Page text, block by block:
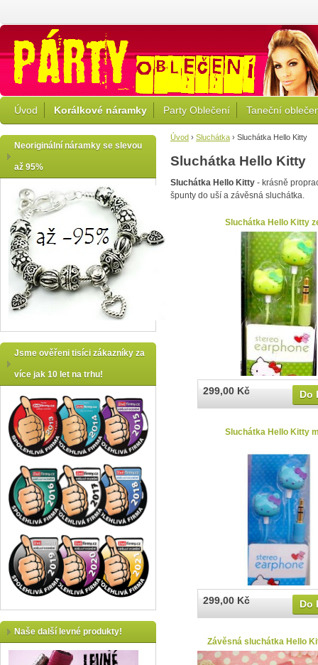
Úvod Korálkové náramky Party Oblečení Taneční
Úvod › Sluchátka › Sluchátka Hello Kitty
Sluchátka Hello Kitty
Sluchátka Hello Kitty - krásně
špunty do uší a závěsná sluchátka.
Sluchátka Hello Kitty
299,00 Kč Do
Sluchátka Hello Kitty
299,00 Kč Do
Závěsná sluchátka Hello
Neoriginální náramky se slevou
až 95%
Jsme ověřeni tisíci zákazníky za
více jak 10 let na trhu!
Naše další levné produkty!